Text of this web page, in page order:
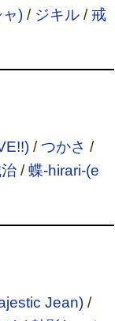
ャ)/ ジキル/戒
/ つかさ /
/蝶-hirari-(e
Jean)/